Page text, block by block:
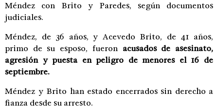
Méndez con Brito y Paredes, según documentos
judiciales.
Méndez, de 36 años, y Acevedo Brito, de 41 años,
primo de su esposo, fueron acusados de asesinato,
agresión y puesta en peligro de menores el 16 de
septiembre.
Méndez y Brito han estado encerrados sin derecho a
fianza desde su arresto.